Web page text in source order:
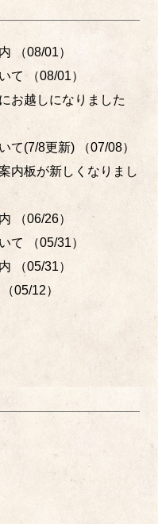
（08/01）
て （08/01）
お越しになりました
て(7/8更新)
（07/08）
内板が新しくなりまし
（06/26）
て
（05/31）
（05/31）
（05/12）